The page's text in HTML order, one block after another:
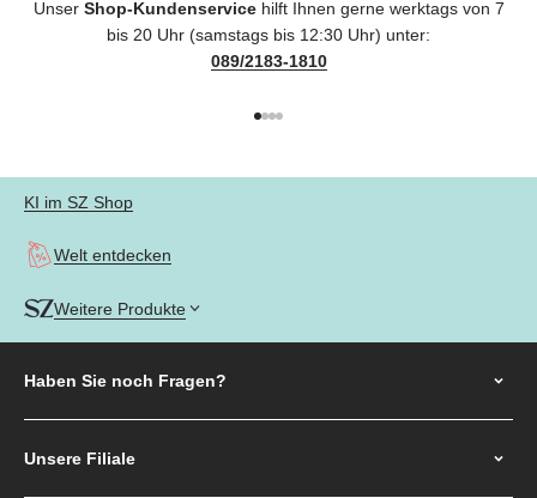
Unser Shop-Kundenservicehilft Ihnen gerne werktags von 7
bis 20 Uhr (samstags bis 12:30 Uhr) unter:
089/2183-1810
KI im SZ Shop
Welt entdecken
Weitere Produkte
Haben Sie noch Fragen?
Unsere Filiale